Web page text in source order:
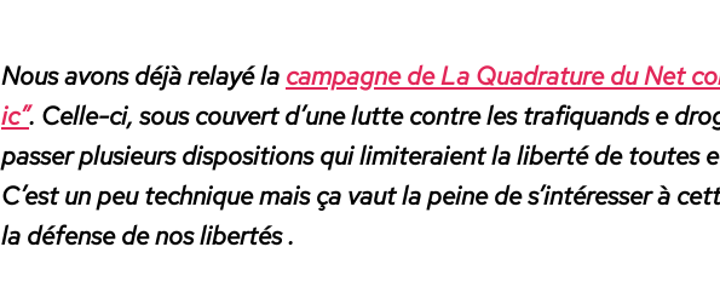
Nous avons déjà relayé la cam­pagne de La Quad­ra­ture du Net
ic”. Celle-ci, sous cou­vert d’une lutte con­tre les trafi­quands e
pass­er plusieurs dis­po­si­tions qui lim­it­eraient la lib­erté de toutes
C’est un peu tech­nique maisça vaut la peine de s’in­téress­er à
la défense de nos lib­ertés .